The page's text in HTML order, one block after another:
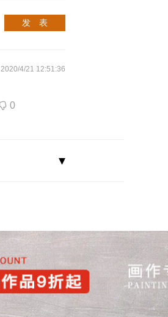
发 表
2020/4/21 12:51:36
0
▾